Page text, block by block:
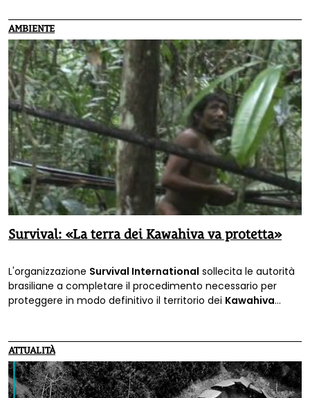
AMBIENTE
Survival: «La terra dei Kawahiva va protetta»
L'organizzazione Survival International sollecita le autorità
brasiliane a completare il procedimento necessario per
proteggere in modo definitivo il territorio dei Kawahiva
ATTUALITÀ